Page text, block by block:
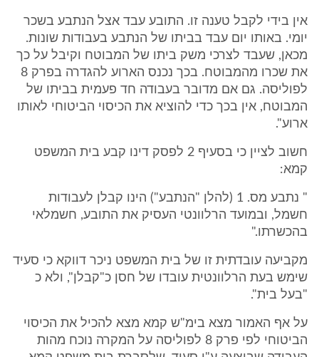
אין בידי לקבל טענה זו. התובע עבד אצל הנתבע בשכר
יומי. באותו יום עבד בביתו של הנתבע בעבודות שונות.
מכאן, שעבד לצרכי משק ביתו של המבוטח וקיבל על כך
את שכרו מהמבוטח. בכך נכנס הארוע להגדרה בפרק 8
לפוליסה. גם אם מדובר בעבודה חד פעמית בביתו של
המבוטח, אין בכך כדי להוציא את הכיסוי הביטוחי לאותו
ארוע".
חשוב לציין כי בסעיף 2 לפסק דינו קבע בית המשפט
קמא:
" נתבע מס. 1 (להלן "הנתבע") הינו קבלן לעבודות
חשמל, ובמועד הרלוונטי העסיק את התובע, חשמלאי
בהכשרתו."
מקביעה עובדתית זו של בית המשפט ניכר דווקא כי סעיד
שימש בעת הרלוונטית עובדו של חסן כ"קבלן", ולא כ
"בעל בית".
על אף האמור מצא בימ"ש קמא מצא להכיל את הכיסוי
הביטוחי לפי פרק 8 לפוליסה על המקרה נוכח מהות